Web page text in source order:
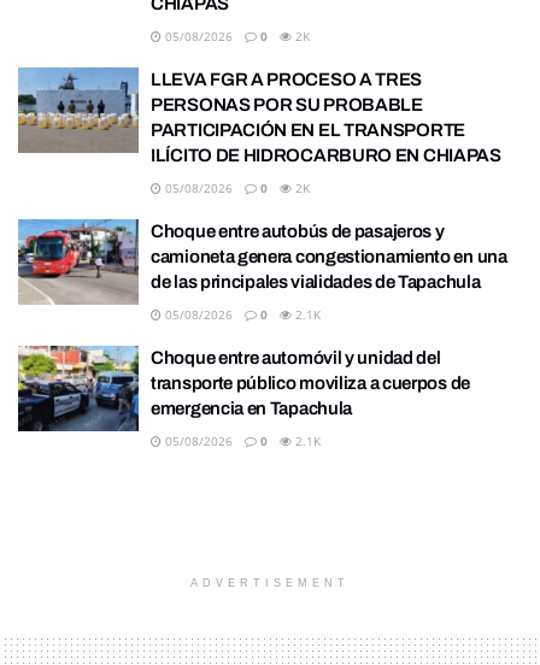
05/08/2026 0 2K
LLEVA FGR A PROCESO A TRES
PERSONAS POR SU PROBABLE
PARTICIPACIÓN EN EL TRANSPORTE
ILÍCITO DE HIDROCARBURO EN CHIAPAS
05/08/2026 0 2K
Choque entre autobús de pasajeros y
camioneta genera congestionamiento en una
de las principales vialidades de Tapachula
05/08/2026 0 2.1K
Choque entre automóvil y unidad del
transporte público moviliza a cuerpos de
emergencia en Tapachula
05/08/2026 0 2.1K
ADVERTISEMENT